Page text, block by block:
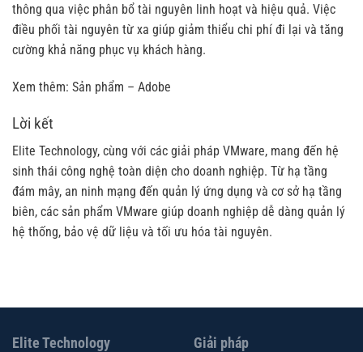
thông qua việc phân bổ tài nguyên linh hoạt và hiệu quả. Việc
điều phối tài nguyên từ xa giúp giảm thiểu chi phí đi lại và tăng
cường khả năng phục vụ khách hàng.
Xem thêm: Sản phẩm – Adobe
Lời kết
Elite Technology, cùng với các giải pháp VMware, mang đến hệ
sinh thái công nghệ toàn diện cho doanh nghiệp. Từ hạ tầng
đám mây, an ninh mạng đến quản lý ứng dụng và cơ sở hạ tầng
biên, các sản phẩm VMware giúp doanh nghiệp dễ dàng quản lý
hệ thống, bảo vệ dữ liệu và tối ưu hóa tài nguyên.
Elite Technology Giải pháp